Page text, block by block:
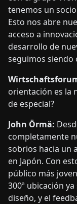
tenemos un
Esto nos abre
acceso a
desarrollo de
seguimos siendo
orientación es la
de especial?
John Örmä:
completamente
sobrios hacia un
en Japón. Con
público más
300ª ubicación
diseño, y el